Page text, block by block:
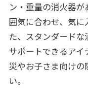
ン・重量の消火器
囲気に合わせ、気に
た、スタンダード
サポートできるア
災やお子さま向けの
い。